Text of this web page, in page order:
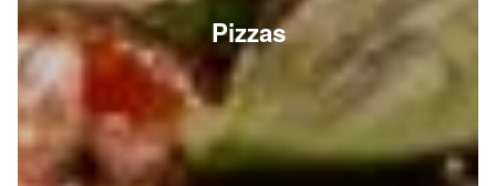
Pizzas